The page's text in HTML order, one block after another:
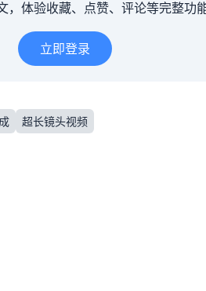
，体验收藏、点赞、评论等完整功
立即登录
超长镜头视频